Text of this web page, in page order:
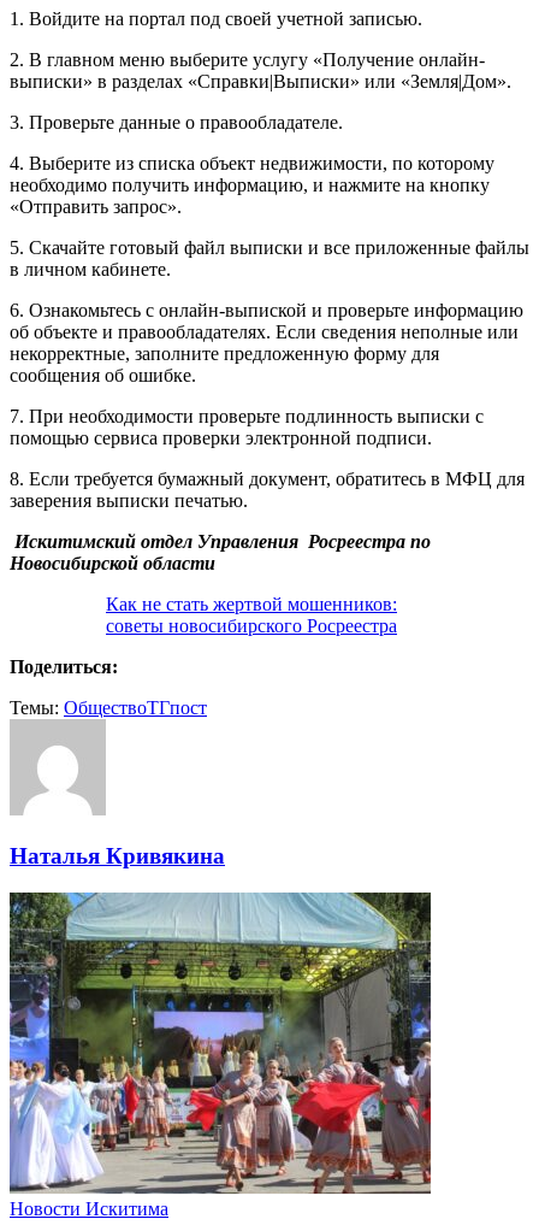
1. Войдите на портал под своей учетной записью.
2. В главном меню выберите услугу «Получение онлайн-
выписки» в разделах «Справки|Выписки» или «Земля|Дом».
3. Проверьте данные о правообладателе.
4. Выберите из списка объект недвижимости, по которому
необходимо получить информацию, и нажмите на кнопку
«Отправить запрос».
5. Скачайте готовый файл выписки и все приложенные файлы
в личном кабинете.
6. Ознакомьтесь с онлайн-выпиской и проверьте информацию
об объекте и правообладателях. Если сведения неполные или
некорректные, заполните предложенную форму для
сообщения об ошибке.
7. При необходимости проверьте подлинность выписки с
помощью сервиса проверки электронной подписи.
8. Если требуется бумажный документ, обратитесь в МФЦ для
заверения выписки печатью.
Искитимский отдел Управления Росреестра по
Новосибирской области
Как не стать жертвой мошенников:
советы новосибирского Росреестра
Поделиться:
Темы: ОбществоТГпост
Наталья Кривякина
Новости Искитима